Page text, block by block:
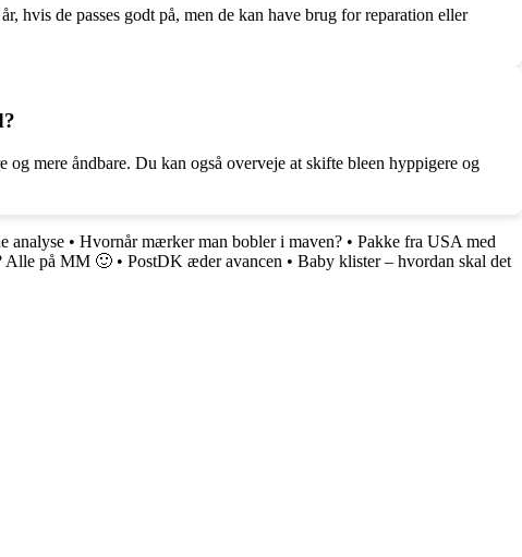
hvis de passes godt på, men de kan have brug for reparation eller
mere åndbare. Du kan også overveje at skifte bleen hyppigere og
analyse • Hvornår mærker man bobler i maven? • Pakke fra USA med
Alle på MM 🙂 • PostDK æder avancen • Baby klister – hvordan skal det